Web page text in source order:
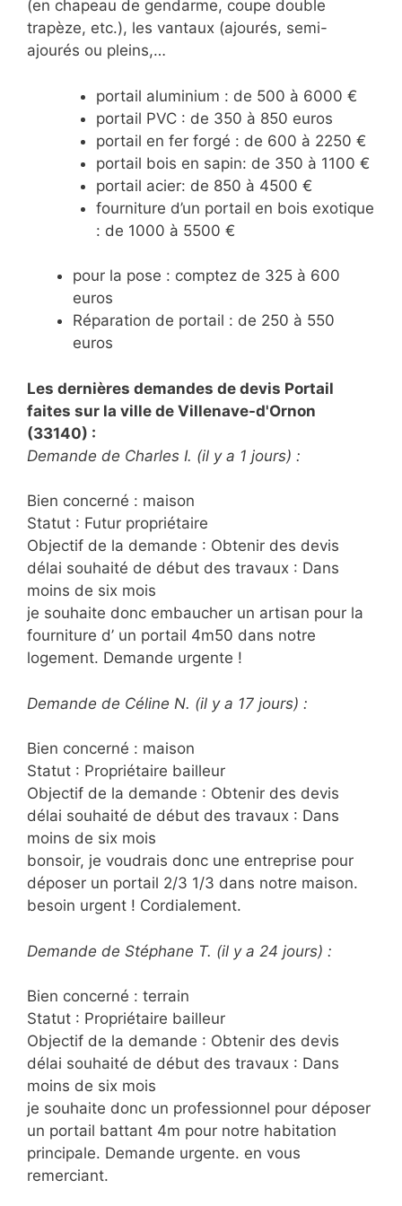
(en chapeau de gendarme, coupe double
trapèze, etc.), les vantaux (ajourés, semi-
ajourés ou pleins,…
portail aluminium : de 500 à 6000 €
portail PVC : de 350 à 850 euros
portail en fer forgé : de 600 à 2250 €
portail bois en sapin: de 350 à 1100 €
portail acier: de 850 à 4500 €
fourniture d’un portail en bois exotique
: de 1000 à 5500 €
pour la pose : comptez de 325 à 600
euros
Réparation de portail : de 250 à 550
euros
Les dernières demandes de devis Portail
faites sur la ville de Villenave-d'Ornon
(33140) :
Demande de Charles I. (il y a 1 jours) :
Bien concerné : maison
Statut : Futur propriétaire
Objectif de la demande : Obtenir des devis
délai souhaité de début des travaux : Dans
moins de six mois
je souhaite donc embaucher un artisan pour la
fourniture d’ un portail 4m50 dans notre
logement. Demande urgente !
Demande de Céline N. (il y a 17 jours) :
Bien concerné : maison
Statut : Propriétaire bailleur
Objectif de la demande : Obtenir des devis
délai souhaité de début des travaux : Dans
moins de six mois
bonsoir, je voudrais donc une entreprise pour
déposer un portail 2/3 1/3 dans notre maison.
besoin urgent ! Cordialement.
Demande de Stéphane T. (il y a 24 jours) :
Bien concerné : terrain
Statut : Propriétaire bailleur
Objectif de la demande : Obtenir des devis
délai souhaité de début des travaux : Dans
moins de six mois
je souhaite donc un professionnel pour déposer
un portail battant 4m pour notre habitation
principale. Demande urgente. en vous
remerciant.